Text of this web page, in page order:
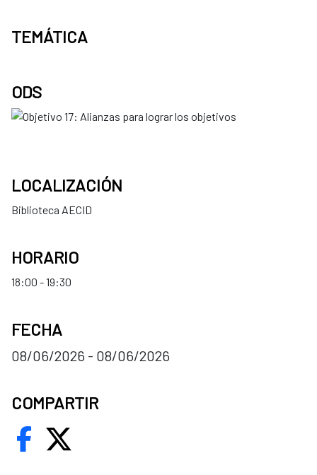
TEMÁTICA
ODS
LOCALIZACIÓN
Biblioteca AECID
HORARIO
18:00 - 19:30
FECHA
08/06/2026 - 08/06/2026
COMPARTIR